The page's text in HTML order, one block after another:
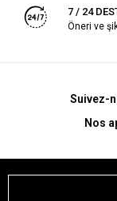
7 / 24
Öneri ve
Suivez-
Nos